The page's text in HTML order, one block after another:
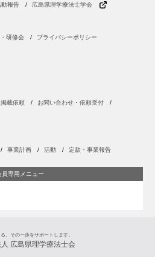
動報告 広島県理学療法士学会
研修会 プライバシーポリシー
載依頼 お問い合わせ・依頼受付
事業計画 活動 定款・事業報告
員専用メニュー
。その一歩をサポートします。
広島県理学療法士会